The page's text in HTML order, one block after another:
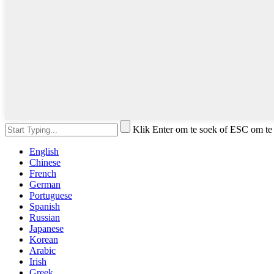
Klik Enter om te soek of ESC om
English
Chinese
French
German
Portuguese
Spanish
Russian
Japanese
Korean
Arabic
Irish